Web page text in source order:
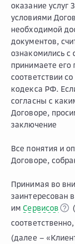
оказание услуг
условиями
необходимой
документов,
ознакомились
принимаете его
соответствии
кодекса РФ.
согласны с
Договоре,
заключение
Все понятия и
Договоре,
Принимая во
заинтересован
имСервисов
(далее –